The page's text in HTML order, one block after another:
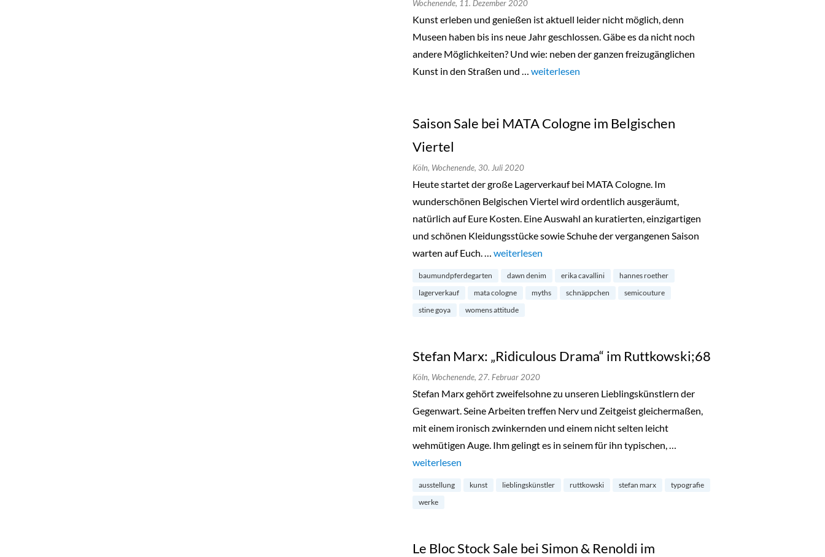
Wochenende, 11. Dezember 2020
Kunst erleben und genießen ist aktuell leider nicht möglich, denn
Museen haben bis ins neue Jahr geschlossen. Gäbe es da nicht noch
andere Möglichkeiten? Und wie: neben der ganzen freizugänglichen
Kunst in den Straßen und … „Saturday Night Open: ein Abend für die Kunst in Köln“
weiterlesen
Saison Sale bei MATA Cologne im Belgischen
Viertel
Köln, Wochenende, 30. Juli 2020
Heute startet der große Lagerverkauf bei MATA Cologne. Im
wunderschönen Belgischen Viertel wird ordentlich ausgeräumt,
natürlich auf Eure Kosten. Eine Auswahl an kuratierten, einzigartigen
und schönen Kleidungsstücke sowie Schuhe der vergangenen Saison
warten auf Euch. … „Saison Sale bei MATA Cologne im Belgischen Viertel“
weiterlesen
baumundpferdegarten dawn denim erika cavallini
hannes roether
lagerverkauf
mata cologne myths schnäppchen
semicouture
stine goya
womens attitude
Stefan Marx: „Ridiculous Drama“ im Ruttkowski;68
Köln, Wochenende, 27. Februar 2020
Stefan Marx gehört zweifelsohne zu unseren Lieblingskünstlern der
Gegenwart. Seine Arbeiten treffen Nerv und Zeitgeist gleichermaßen,
mit einem ironisch zwinkernden und einem nicht selten leicht
wehmütigen Auge. Ihm gelingt es in seinem für ihn typischen, …
„Stefan Marx: „Ridiculous Drama“ im Ruttkowski;68“
weiterlesen
ausstellung kunst lieblingskünstler ruttkowski stefan marx
typografie
werke
Le Bloc Stock Sale bei Simon & Renoldi im